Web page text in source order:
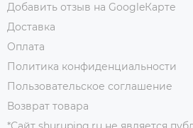
Добавить отзыв на GoogleКарте
Доставка
Оплата
Политика конфиденциальности
Пользовательское соглашение
Возврат товара